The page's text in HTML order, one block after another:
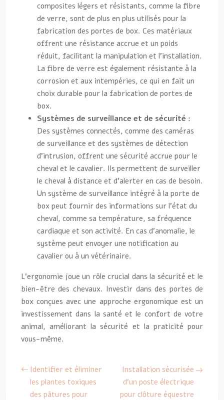
composites légers et résistants, comme la fibre
de verre, sont de plus en plus utilisés pour la
fabrication des portes de box. Ces matériaux
offrent une résistance accrue et un poids
réduit, facilitant la manipulation et l’installation.
La fibre de verre est également résistante à la
corrosion et aux intempéries, ce qui en fait un
choix durable pour la fabrication de portes de
box.
Systèmes de surveillance et de sécurité :
Des systèmes connectés, comme des caméras
de surveillance et des systèmes de détection
d’intrusion, offrent une sécurité accrue pour le
cheval et le cavalier. Ils permettent de surveiller
le cheval à distance et d’alerter en cas de besoin.
Un système de surveillance intégré à la porte de
box peut fournir des informations sur l’état du
cheval, comme sa température, sa fréquence
cardiaque et son activité. En cas d’anomalie, le
système peut envoyer une notification au
cavalier ou à un vétérinaire.
L’ergonomie joue un rôle crucial dans la sécurité et le
bien-être des chevaux. Investir dans des portes de
box conçues avec une approche ergonomique est un
investissement dans la santé et le confort de votre
animal, améliorant la sécurité et la praticité pour
vous-même.
Identifier et éliminer
les plantes toxiques
des pâtures pour
Installation sécurisée
d’un poste électrique
pour clôture équestre